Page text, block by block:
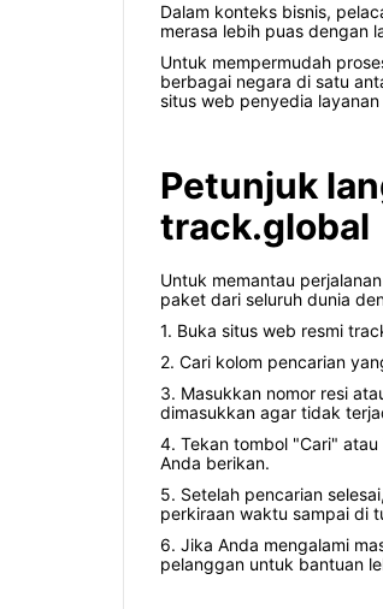
Dalam konteks bisnis,
merasa lebih puas dengan
Untuk mempermudah
berbagai negara di satu
situs web penyedia layanan
Petunjuk
track.global
Untuk memantau
paket dari seluruh dunia
1. Buka situs web resmi
2. Cari kolom pencarian
3. Masukkan nomor resi
dimasukkan agar tidak
4. Tekan tombol "Cari"
Anda berikan.
5. Setelah pencarian
perkiraan waktu sampai di
6. Jika Anda mengalami
pelanggan untuk bantuan